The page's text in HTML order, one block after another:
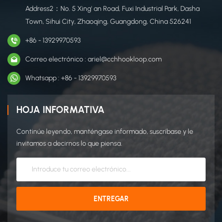
Address2：No. 5 Xing' an Road, Fuxi Industrial Park, Dasha
Town, Sihui City, Zhaoqing, Guangdong, China 526241
+86 - 13929970593
Correo electrónico : ariel@cchhookloop.com
Whatsapp : +86 - 13929970593
HOJA INFORMATIVA
Continúe leyendo, manténgase informado, suscríbase y le
invitamos a decirnos lo que piensa.